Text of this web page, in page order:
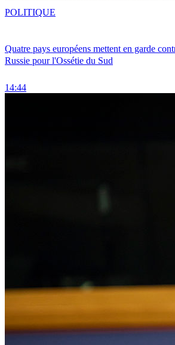
Quatre pays européens mettent en garde
Russie pour l'Ossétie du Sud
14:44
POLITIQUE